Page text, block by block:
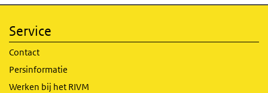
Service
Contact
Persinformatie
Werken bij het RIVM